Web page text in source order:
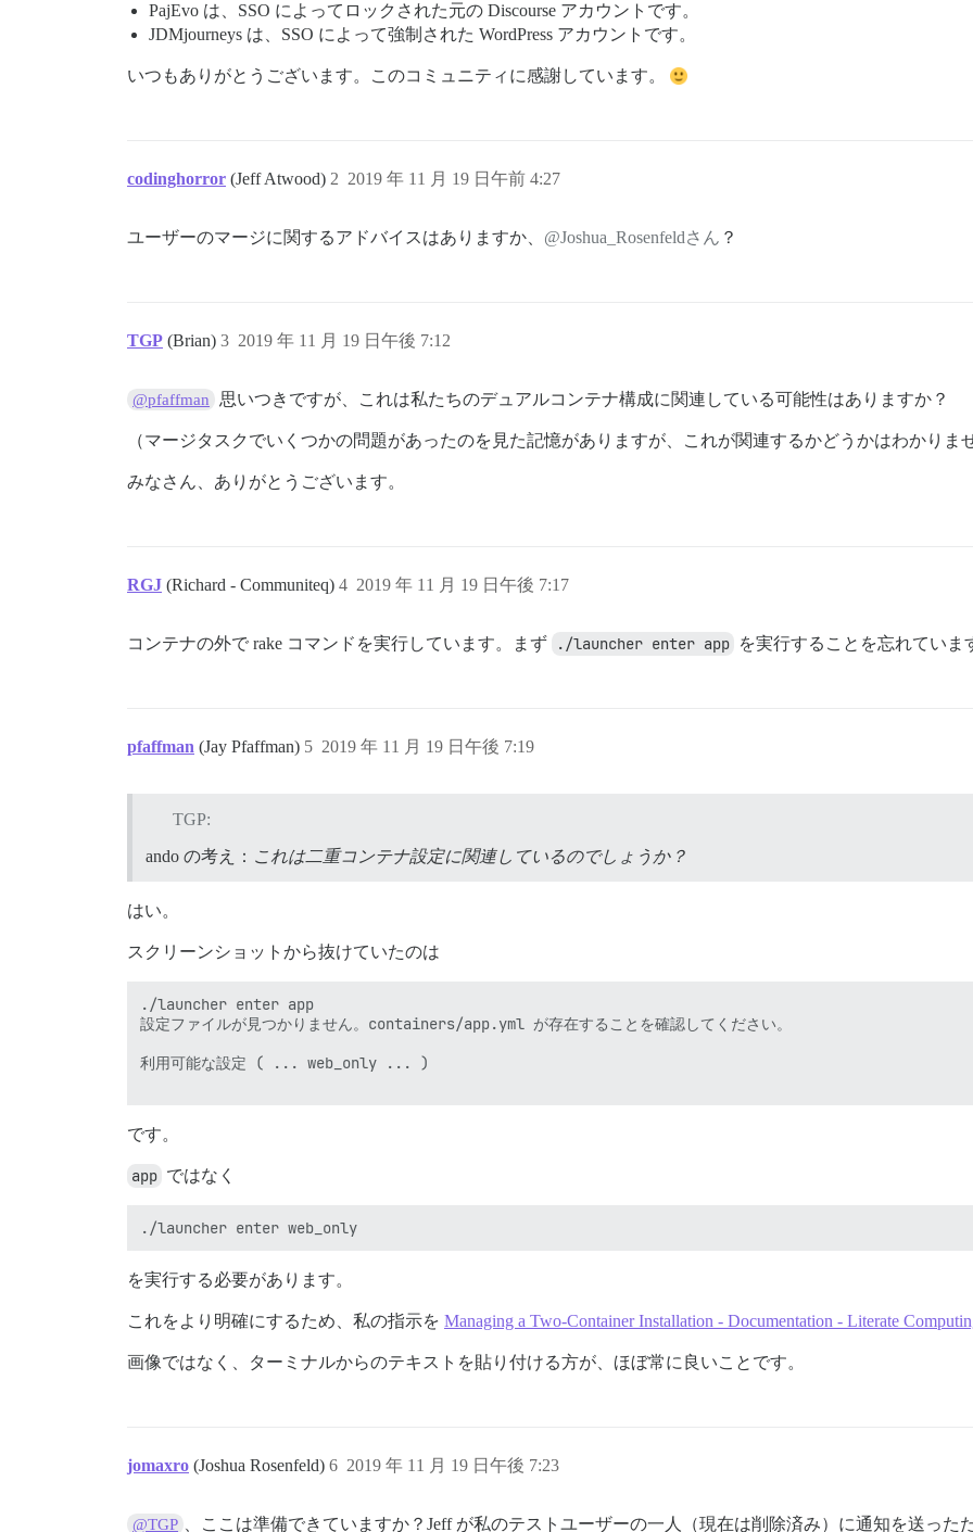
PajEvo は、SSO によってロックされた元の Discourse アカウントです。
JDMjourneys は、SSO によって強制された WordPress アカウントです。
いつもありがとうございます。このコミュニティに感謝しています。
codinghorror (Jeff Atwood) 2019 年 11 月 19 日午前 4:27
2
ユーザーのマージに関するアドバイスはありますか、 @Joshua_Rosenfeldさん ？
TGP (Brian) 2019 年 11 月 19 日午後 7:12
3
@pfaffman 思いつきですが、これは私たちのデュアルコンテナ構成に関連している可能性はありますか？
（マージタスクでいくつかの問題があったのを見た記憶がありますが、これが関連するかどうかはわかりま
みなさん、ありがとうございます。
RGJ (Richard - Communiteq) 2019 年 11 月 19 日午後 7:17
4
コンテナの外で rake コマンドを実行しています。まず ./launcher enter app を実行することを忘れていま
pfaffman (Jay Pfaffman) 2019 年 11 月 19 日午後 7:19
5
TGP:
ando の考え： これは二重コンテナ設定に関連しているのでしょうか？
はい。
スクリーンショットから抜けていたのは
./launcher enter app
設定ファイルが見つかりません。containers/app.yml が存在することを確認してください。
利用可能な設定 ( ... web_only ... )
です。
app ではなく
を実行する必要があります。
これをより明確にするため、私の指示を Managing a Two-Container Installation - Documentation - Literate
画像ではなく、ターミナルからのテキストを貼り付ける方が、ほぼ常に良いことです。
jomaxro (Joshua Rosenfeld) 2019 年 11 月 19 日午後 7:23
6
@TGP
、ここは準備できていますか？Jeff が私のテストユーザーの一人（現在は削除済み）に通知を送っ